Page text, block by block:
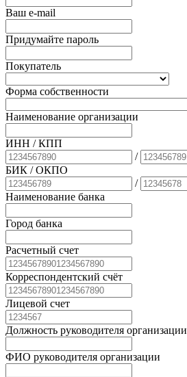
Ваш e-mail
Придумайте пароль
Покупатель
Форма собственности
Наименование организации
ИНН / КПП
/
БИК / ОКПО
/
Наименование банка
Город банка
Расчетный счет
Корреспондентский счёт
Лицевой счет
Должность руководителя организации
ФИО руководителя организации